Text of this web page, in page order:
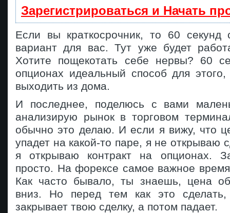
Зарегистрироваться и Начать
Если вы краткосрочник, то 60 секунд
вариант для вас. Тут уже будет
Хотите пощекотать себе нервы? 60
опционах идеальный способ для
выходить из дома.
И последнее, поделюсь с вами
анализирую рынок в торговом
обычно это делаю. И если я вижу, что
упадет на какой-то паре, я не открываю
я открываю контракт на опционах.
просто. На форексе самое важное
Как часто бывало, ты знаешь, цена
вниз. Но перед тем как это
закрывает твою сделку, а потом падает.